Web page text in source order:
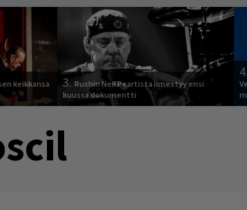
keikkansa
3. Rushin Neil Peartista ilmestyy ensi
kuussa dokumentti
4.